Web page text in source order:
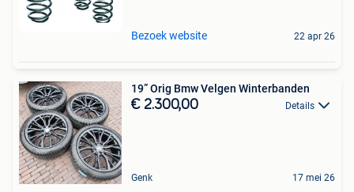
Bezoek website 22 apr 26
19” Orig Bmw Velgen Winterbanden
€ 2.300,00 Details
Genk 17 mei 26